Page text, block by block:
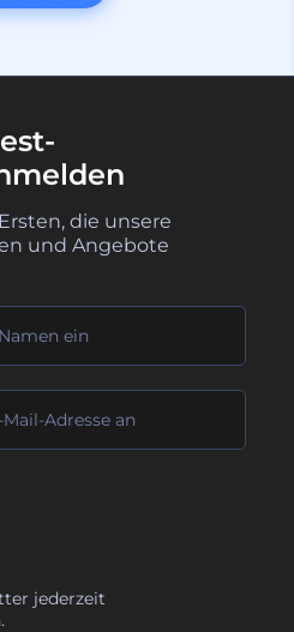
die unsere
und Angebote
jederzeit